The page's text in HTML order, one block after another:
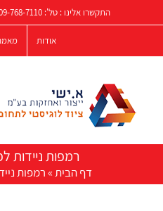
לתוכן
התקשרו אלינו : טל': 768-7110
אודות
רמפות ניידות
דף הבית»רמפות